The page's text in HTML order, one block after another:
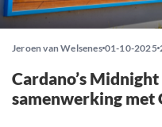
Jeroen van Welsenes 01-10-2025
Cardano’s
samenwerking met